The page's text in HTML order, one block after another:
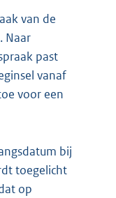
van de
Naar
past
vanaf
voor een
bij
toegelicht
op